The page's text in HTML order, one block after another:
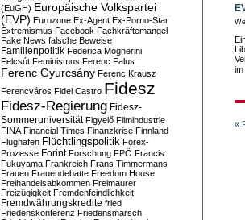
«
(EuGH) Europäische Volkspartei
(EVP) Eurozone Ex-Agent Ex-Porno-Star
Extremismus Facebook Fachkräftemangel
Fake News falsche Beweise
Familienpolitik Federica Mogherini
Felcsút Feminismus Ferenc Falus
Ferenc Gyurcsány Ferenc Krausz
Ferencváros Fidel Castro Fidesz
Fidesz-Regierung Fidesz-
Sommeruniversität Figyelő Filmindustrie
FINA Financial Times Finanzkrise Finnland
Flughafen Flüchtlingspolitik Forex-
Prozesse Forint Forschung FPÖ Francis
Fukuyama Frankreich Frans Timmermans
Frauen Frauendebatte Freedom House
Freihandelsabkommen Freimaurer
Freizügigkeit Fremdenfeindlichkeit
Fremdwährungskredite fried
Friedenskonferenz Friedensmarsch